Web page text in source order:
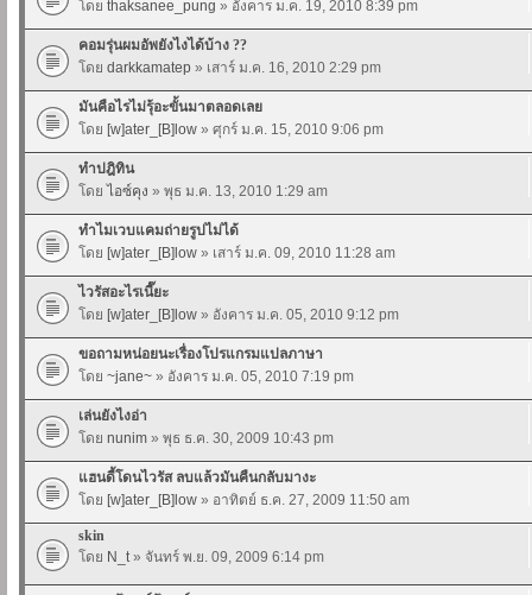
โดย thaksanee_pung » อังคาร ม.ค. 19, 2010 8:39 pm
คอมรุ่นผมอัพยังไงได้บ้าง ??
โดย darkkamatep » เสาร์ ม.ค. 16, 2010 2:29 pm
มันคือไรไม่รุ้อะขั้นมาตลอดเลย
โดย [w]ater_[B]low » ศุกร์ ม.ค. 15, 2010 9:06 pm
ทำปฎิทิน
โดย ไอซ์คุง » พุธ ม.ค. 13, 2010 1:29 am
ทำไมเวบแคมถ่ายรูปไม่ได้
โดย [w]ater_[B]low » เสาร์ ม.ค. 09, 2010 11:28 am
ไวรัสอะไรเนี๊ยะ
โดย [w]ater_[B]low » อังคาร ม.ค. 05, 2010 9:12 pm
ขอถามหน่อยนะเรื่องโปรแกรมแปลภาษา
โดย ~jane~ » อังคาร ม.ค. 05, 2010 7:19 pm
เล่นยังไงอ่า
โดย nunim » พุธ ธ.ค. 30, 2009 10:43 pm
แฮนดี้โดนไวรัส ลบแล้วมันคืนกลับมางะ
โดย [w]ater_[B]low » อาทิตย์ ธ.ค. 27, 2009 11:50 am
skin
โดย N_t» จันทร์ พ.ย. 09, 2009 6:14 pm